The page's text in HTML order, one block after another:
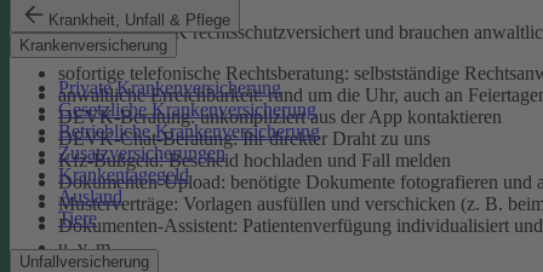
Krankheit, Unfall & Pflege
Krankenversicherung
Private Krankenversicherung
Gesetzliche Krankenversicherung
Betriebliche Krankenversicherung
Zusatzversicherungen
Krankentagegeld
Ausland
Tiere
Unfallversicherung
Sie sind bei der DEVK rechtsschutzversichert und brauchen
sofortige telefonische Rechtsberatung: selbstständige
anwaltliche Erreichbarkeit: rund um die Uhr, auch an
DEVK-Beratung: unkompliziert aus der App kontaktieren
DEVK-Chat-Beratung: Ihr direkter Draht zu uns
Kfz-Bußgeld: Bescheid hochladen und Fall melden
Dokumenten-Upload: benötigte Dokumente fotografieren
Musterverträge: Vorlagen ausfüllen und verschicken (z. B.
Dokumenten-Assistent: Patientenverfügung individualisiert
u. v. m.